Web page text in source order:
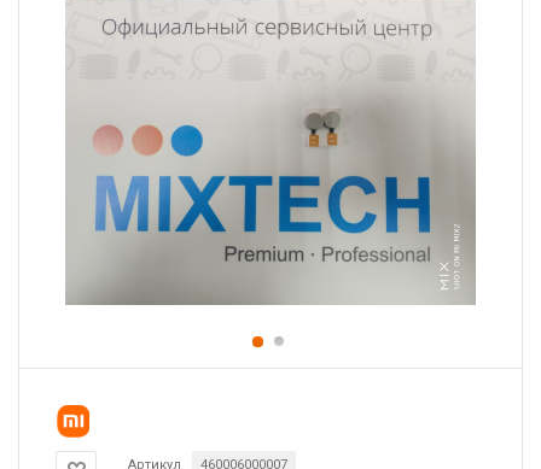
Артикул 460006000007